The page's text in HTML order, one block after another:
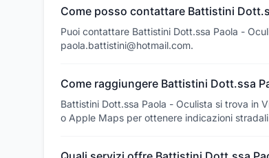
Come posso contattare Battistini
Puoi contattare Battistini Dott.ssa Paola -
paola.battistini@hotmail.com.
Come raggiungere Battistini Dott.ssa
Battistini Dott.ssa Paola - Oculista si trova in
o Apple Maps per ottenere indicazioni